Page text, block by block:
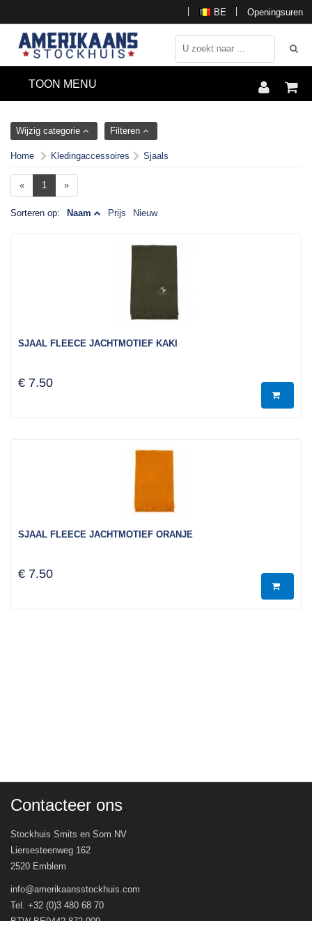
Openingsuren
BE
TOON MENU
Wijzig categorie Filteren
Home Kledingaccessoires Sjaals
« 1 »
Sorteren op: Naam Prijs Nieuw
SJAAL FLEECE JACHTMOTIEF KAKI
€ 7.50
SJAAL FLEECE JACHTMOTIEF ORANJE
€ 7.50
Contacteer ons
Stockhuis Smits en Som NV
Liersesteenweg 162
2520 Emblem
info@amerikaansstockhuis.com
Tel. +32 (0)3 480 68 70
BTW BE0442.872.009